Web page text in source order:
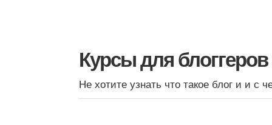
Курсы для блоггеров
Не хотите узнать что такое блог и и с